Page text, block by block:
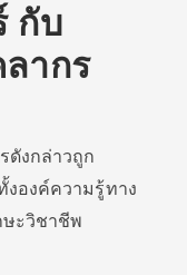
กับ
ากร
ดังกล่าวถูก
องค์ความรู้ทาง
ะวิชาชีพ